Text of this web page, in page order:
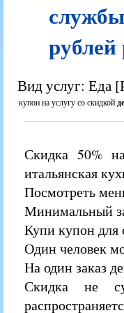
рублей
Вид услуг: Еда
купон на услугу со скидкой
Скидка 50%
итальянская
Посмотреть
Минимальный
Купи купон для
Один человек
На один заказ
Скидка не